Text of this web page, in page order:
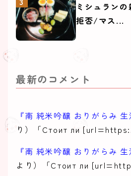
ミシュラン
拒否/マス...
最新のコメント
『南 純米吟醸 おりがらみ 生
り）「Стоит ли
『南 純米吟醸 おりがらみ 生
より）「Стоит ли